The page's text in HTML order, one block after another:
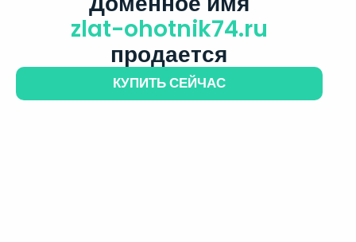
zlat-ohotnik74.ru
продается
КУПИТЬ СЕЙЧАС